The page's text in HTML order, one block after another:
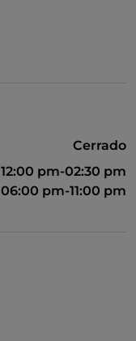
Cerrado
12:00 pm-02:30 pm
06:00 pm-11:00 pm